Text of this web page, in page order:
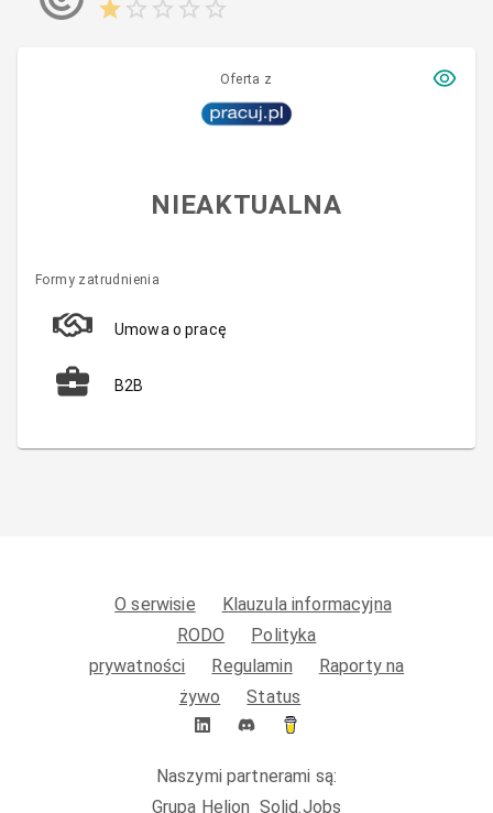
Oferta z
NIEAKTUALNA
Formy zatrudnienia
Umowa o pracę
B2B
O serwisie
Klauzula informacyjna
RODO
Polityka
prywatności
Regulamin
Raporty na
żywo
Status
Naszymi partnerami są:
Grupa Helion Solid.Jobs